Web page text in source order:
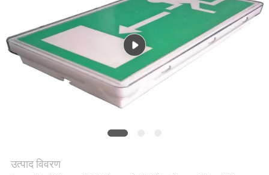
SITEMAP
गोपनीयता
उत्पाद विवरण